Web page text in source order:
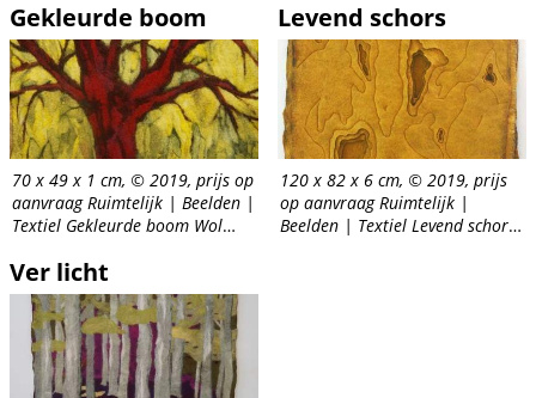
Gekleurd bos-1- Textiel paneel
Materiaal: wol, hout Afmeting:
75 / 95 / 1...
Gekleurde boom
70 x 49 x 1 cm, © 2019, prijs op
aanvraag Ruimtelijk | Beelden |
Textiel Gekleurde boom Wol
cm. Colored tree wool felted
size: 49 / 70 / 1cm.
Levend schors
120 x 82 x 6 cm, © 2019, prijs
op aanvraag Ruimtelijk |
Beelden | Textiel Levend schors
Ver licht